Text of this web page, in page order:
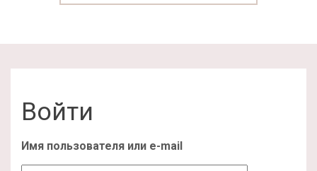
Войти
Имя пользователя или e-mail